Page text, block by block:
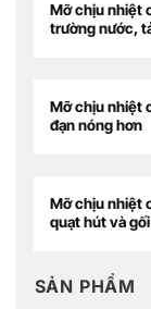
Mỡ chịu nhiệt
trường nước,
Mỡ chịu nhiệt
đạn nóng hơn
Mỡ chịu nhiệt
quạt hút và
SẢN PHẨM